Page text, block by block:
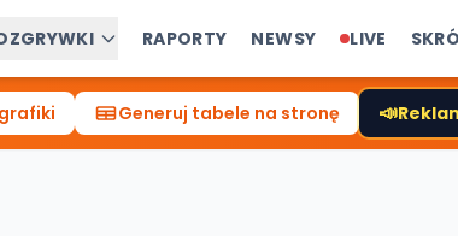
RAPORTY NEWSY LIVE
Generuj tabele na stronę 📣